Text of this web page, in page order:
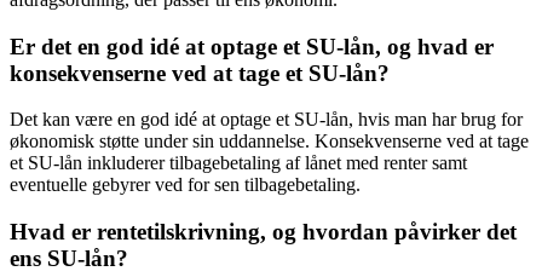
Er det en god idé at optage et SU-lån, og hvad er
konsekvenserne ved at tage et SU-lån?
Det kan være en god idé at optage et SU-lån, hvis man har brug for
økonomisk støtte under sin uddannelse. Konsekvenserne ved at tage
et SU-lån inkluderer tilbagebetaling af lånet med renter samt
eventuelle gebyrer ved for sen tilbagebetaling.
Hvad er rentetilskrivning, og hvordan påvirker det
ens SU-lån?